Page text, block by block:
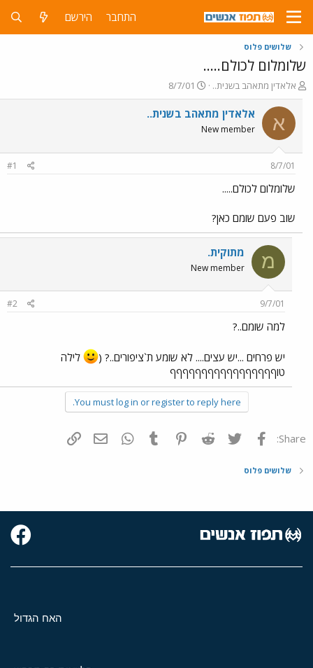
התחבר הירשם
שלושים פלוס
שלומלום לכולם.....
פ
ו
ת
ח
ה
ש
א
אלאדין מתאהב בשנית..
פ
ו
ר
8/7/01
א אלאדין מתאהב בשנית..
New member
8/7/01
#1
שלומלום לכולם.....
שוב פעם שומם כאן?
מ מתוקית.
New member
9/7/01
#2
למה שומם..?
יש פרחים ...יש עצים.... לא שומע ת`ציפורים..? (
לילה
טוףףףףףףףףףףףףףףףףף
You must log in or register to reply here.
Share: פייסבוק Twitter
Reddit
Pinterest
Tumblr
WhatsAppדואר אלקטרוני
שלושים פלוס
האח הגדול